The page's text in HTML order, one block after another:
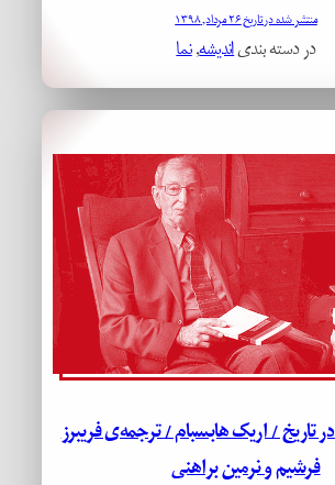
منتشر شده در تاریخ ۲۶ مرداد, ۱۳۹۸
در دسته بندیاندیشه, نما
تاریخ / اریک هابسبام / ترجمه‌ی فریبرز
فرشیم و نرمین براهنی